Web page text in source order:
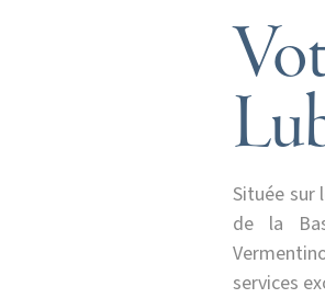
Située sur
de la
services